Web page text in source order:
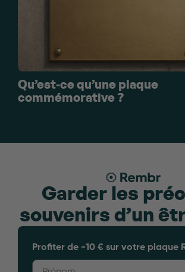
Qu’est-ce qu’une plaque
commémorative ?
Garder les
souvenirs d’un
Profiter de -10 € sur votre plaque